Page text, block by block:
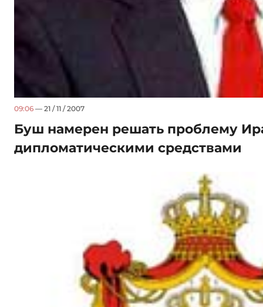
09:06 — 21 / 11 / 2007
Буш намерен решать проблему
дипломатическими средствами